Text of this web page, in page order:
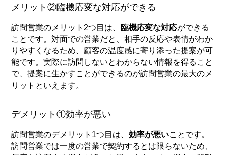
メリット②臨機応変な対応ができる
訪問営業のメリット2つ目は、 臨機応変な対応ができる
ことです。対面での営業だと、相手の反応や表情がわか
りやすくなるため、顧客の温度感に寄り添った提案が可
能です。実際に訪問しないとわからない情報を得ること
で、提案に生かすことができるのが訪問営業の最大のメ
リットといえます。
デメリット①効率が悪い
訪問営業のデメリット1つ目は、効率が悪いことです。
訪問営業では一度の営業で契約するとは限らないため、